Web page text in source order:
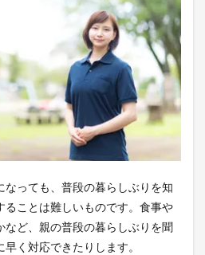
なっても、普段の暮らしぶりを知
ることは難しいものです。食事や
など、親の普段の暮らしぶりを聞
く対応できたりします。